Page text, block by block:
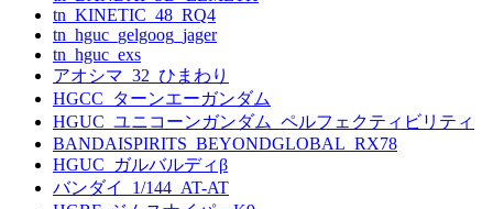
tn_KINETIC_48_RQ4
tn_hguc_gelgoog_jager
tn_hguc_exs
アオシマ_32_ひまわり
HGCC_ターンエーガンダム
HGUC_ユニコーンガンダム_ペルフェクティビリティ
BANDAISPIRITS_BEYONDGLOBAL_RX78
HGUC_ガルバルディβ
バンダイ_1/144_AT-AT